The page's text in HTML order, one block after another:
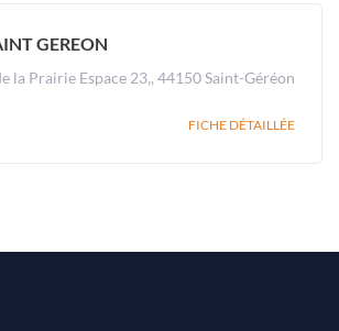
GEREON
la Prairie Espace 23,, 44150 Saint-Géréon
FICHE DÉTAILLÉE